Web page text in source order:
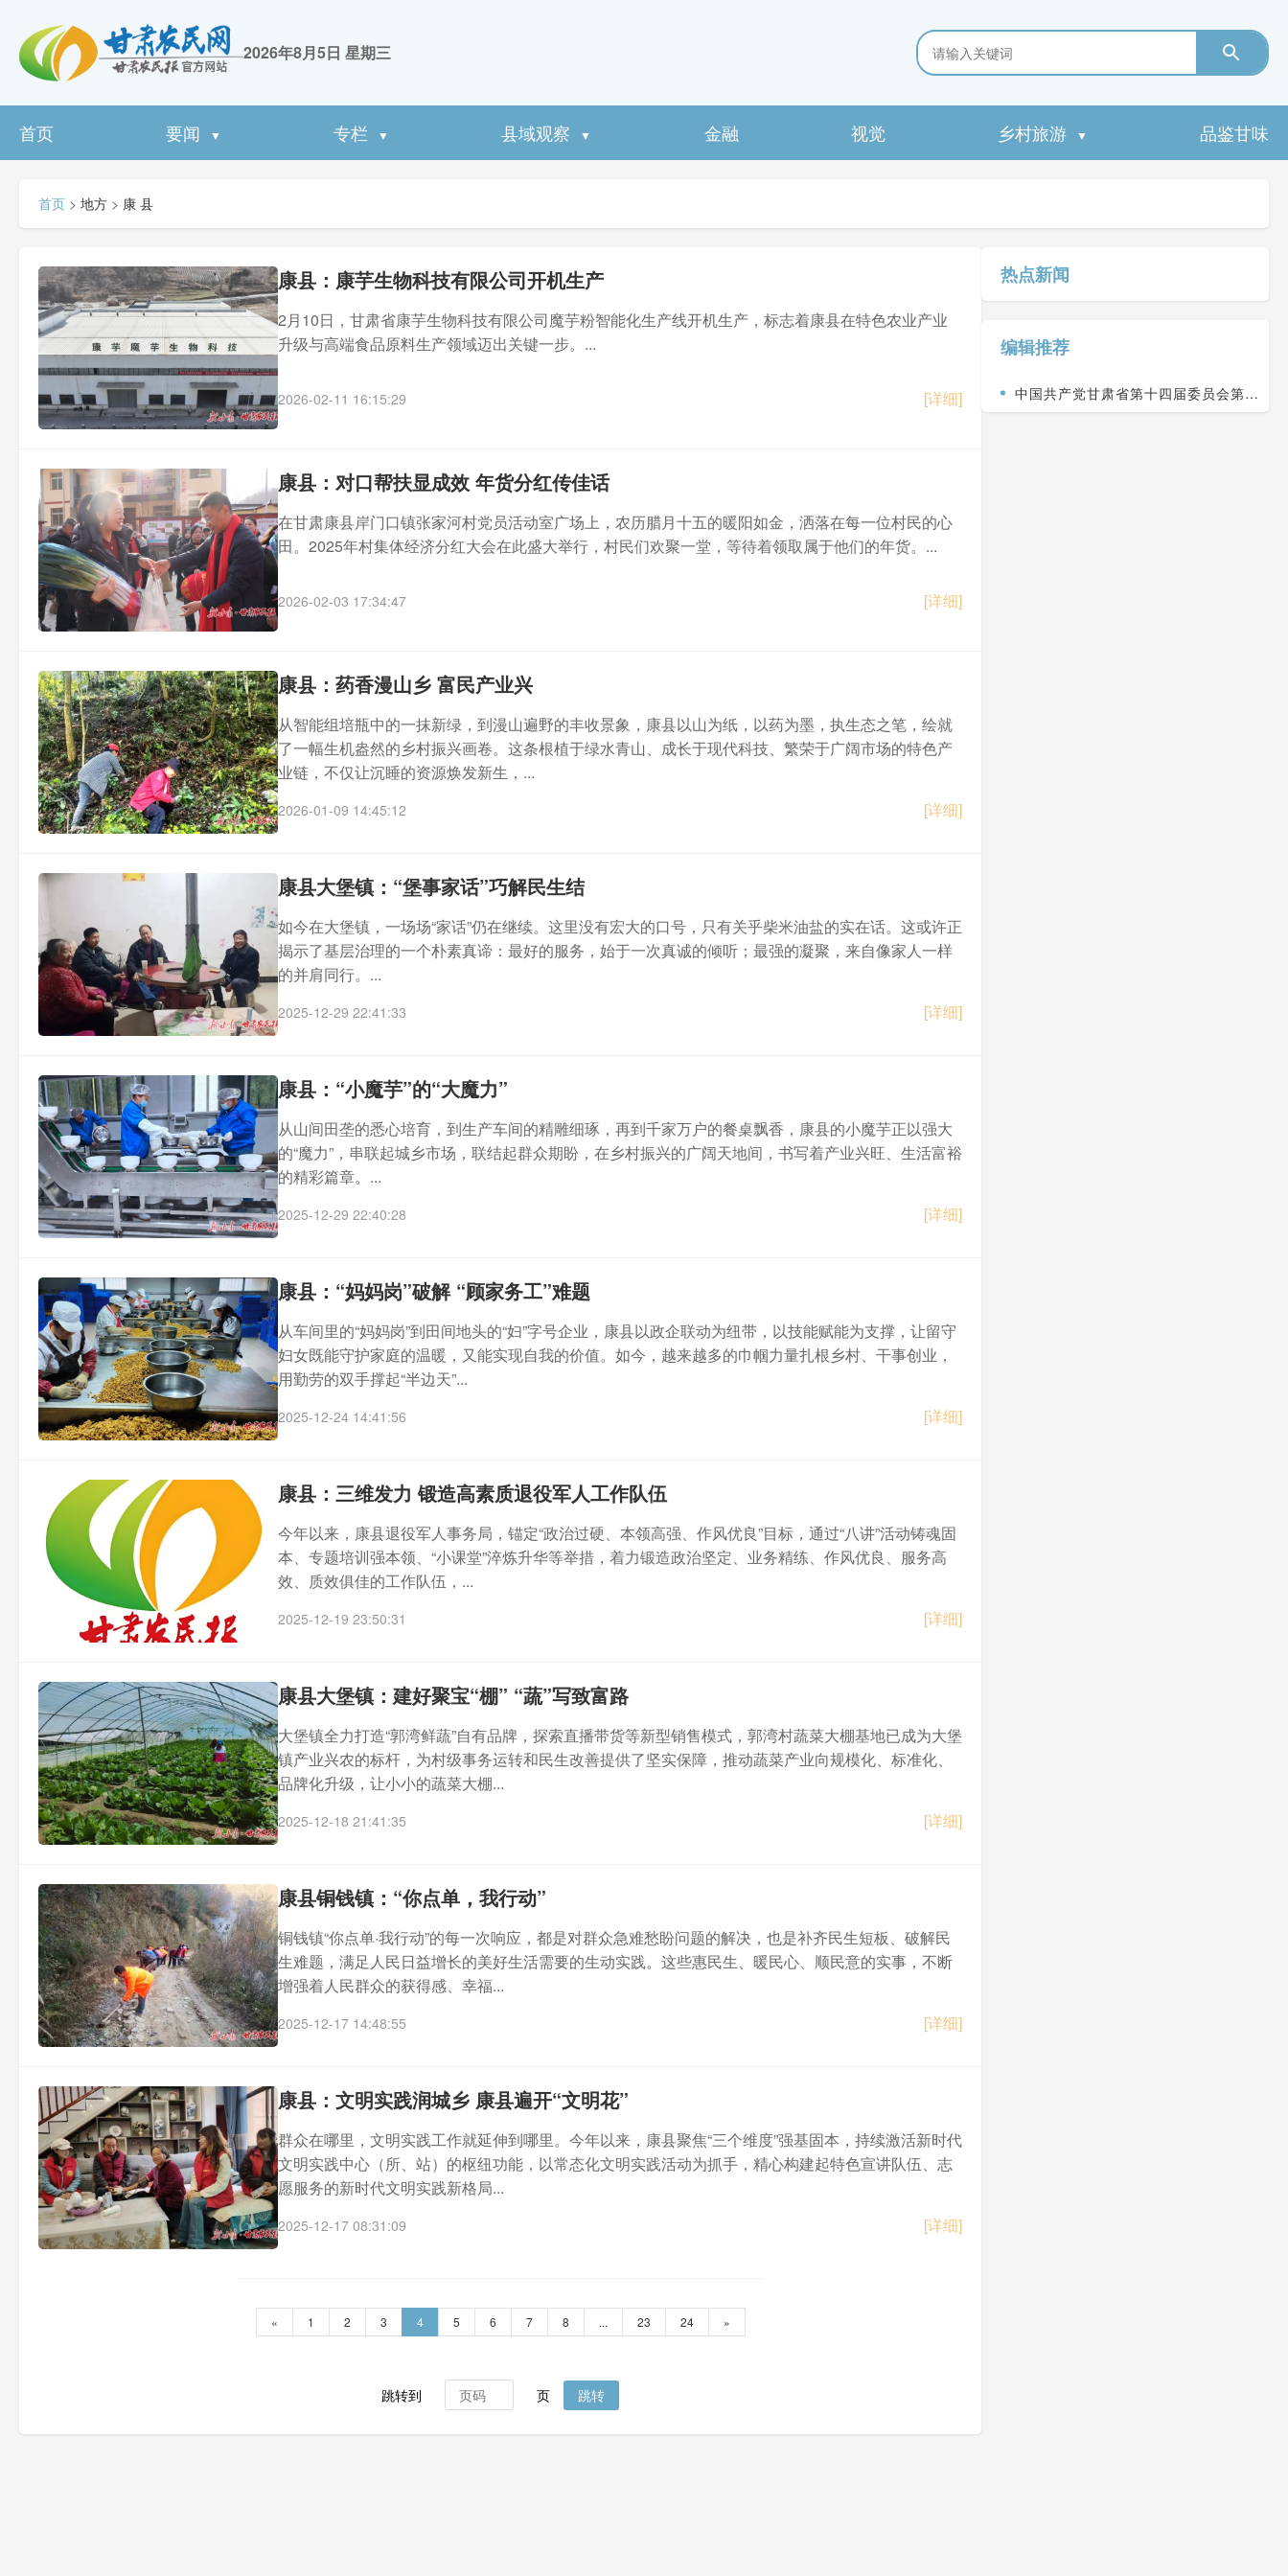
2026年8月5日 星期三
首页 要闻 ▼ 专栏 ▼ 县域观察 ▼ 金融 视觉 乡村旅游 ▼ 品鉴甘味
首页 > 地方 > 康 县
康县：康芋生物科技有限公司开机生产
2月10日，甘肃省康芋生物科技有限公司魔芋粉智能化生产线开机生产，标志着康县在特色农业产业
升级与高端食品原料生产领域迈出关键一步。...
2026-02-11 16:15:29 [详细]
康县：对口帮扶显成效 年货分红传佳话
在甘肃康县岸门口镇张家河村党员活动室广场上，农历腊月十五的暖阳如金，洒落在每一位村民的心
田。2025年村集体经济分红大会在此盛大举行，村民们欢聚一堂，等待着领取属于他们的年货。...
2026-02-03 17:34:47 [详细]
康县：药香漫山乡 富民产业兴
从智能组培瓶中的一抹新绿，到漫山遍野的丰收景象，康县以山为纸，以药为墨，执生态之笔，绘就
了一幅生机盎然的乡村振兴画卷。这条根植于绿水青山、成长于现代科技、繁荣于广阔市场的特色产
业链，不仅让沉睡的资源焕发新生，...
2026-01-09 14:45:12 [详细]
康县大堡镇：“堡事家话”巧解民生结
如今在大堡镇，一场场“家话”仍在继续。这里没有宏大的口号，只有关乎柴米油盐的实在话。这或许正
揭示了基层治理的一个朴素真谛：最好的服务，始于一次真诚的倾听；最强的凝聚，来自像家人一样
的并肩同行。...
2025-12-29 22:41:33 [详细]
康县：“小魔芋”的“大魔力”
从山间田垄的悉心培育，到生产车间的精雕细琢，再到千家万户的餐桌飘香，康县的小魔芋正以强大
的“魔力”，串联起城乡市场，联结起群众期盼，在乡村振兴的广阔天地间，书写着产业兴旺、生活富裕
的精彩篇章。...
2025-12-29 22:40:28 [详细]
康县：“妈妈岗”破解 “顾家务工”难题
从车间里的“妈妈岗”到田间地头的“妇”字号企业，康县以政企联动为纽带，以技能赋能为支撑，让留守
妇女既能守护家庭的温暖，又能实现自我的价值。如今，越来越多的巾帼力量扎根乡村、干事创业，
用勤劳的双手撑起“半边天”...
2025-12-24 14:41:56 [详细]
康县：三维发力 锻造高素质退役军人工作队伍
今年以来，康县退役军人事务局，锚定“政治过硬、本领高强、作风优良”目标，通过“八讲”活动铸魂固
本、专题培训强本领、“小课堂”淬炼升华等举措，着力锻造政治坚定、业务精练、作风优良、服务高
效、质效俱佳的工作队伍，...
2025-12-19 23:50:31 [详细]
康县大堡镇：建好聚宝“棚” “蔬”写致富路
大堡镇全力打造“郭湾鲜蔬”自有品牌，探索直播带货等新型销售模式，郭湾村蔬菜大棚基地已成为大堡
镇产业兴农的标杆，为村级事务运转和民生改善提供了坚实保障，推动蔬菜产业向规模化、标准化、
品牌化升级，让小小的蔬菜大棚...
2025-12-18 21:41:35 [详细]
康县铜钱镇：“你点单，我行动”
铜钱镇“你点单·我行动”的每一次响应，都是对群众急难愁盼问题的解决，也是补齐民生短板、破解民
生难题，满足人民日益增长的美好生活需要的生动实践。这些惠民生、暖民心、顺民意的实事，不断
增强着人民群众的获得感、幸福...
2025-12-17 14:48:55 [详细]
康县：文明实践润城乡 康县遍开“文明花”
群众在哪里，文明实践工作就延伸到哪里。今年以来，康县聚焦“三个维度”强基固本，持续激活新时代
文明实践中心（所、站）的枢纽功能，以常态化文明实践活动为抓手，精心构建起特色宣讲队伍、志
愿服务的新时代文明实践新格局...
2025-12-17 08:31:09 [详细]
« 1 2 3 4 5 6 7 8 ... 23 24 »
跳转到 页 跳转
热点新闻
编辑推荐
中国共产党甘肃省第十四届委员会第九